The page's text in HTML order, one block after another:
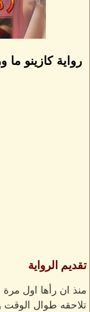
رواية كازينو ما
تقديم الرواية
منذ ان رأها اول
تلاحقه طوال الوقت